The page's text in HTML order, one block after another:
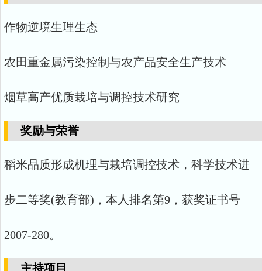
作物逆境生理生态
农田重金属污染控制与农产品安全生产技术
烟草高产优质栽培与调控技术研究
奖励与荣誉
稻米品质形成机理与栽培调控技术，科学技术进
步二等奖(教育部)，本人排名第9，获奖证书号
2007-280。
主持项目